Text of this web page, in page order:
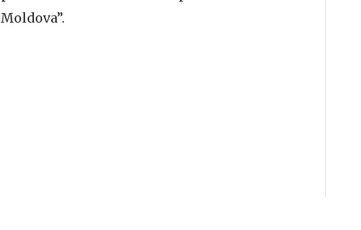
Moldova”.